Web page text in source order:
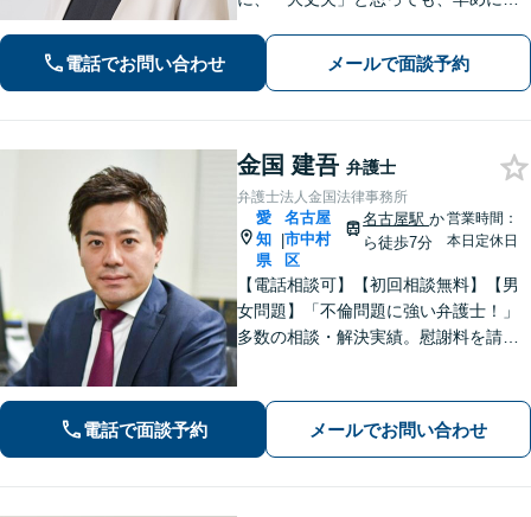
適な解決を考え、ご提案します。「弁
護士が直接対応」誠実・丁寧な対応を
電話でお問い合わせ メールで面談予約
金国 建吾 弁護士
弁護士法人金国法律事務所
愛
知
県
|
名古屋
市中村
区
名古屋駅か
ら徒歩7分
営業時間：
本日定休日
【電話相談可】【初回相談無料】【男
女問題】「不倫問題に強い弁護士！」
多数の相談・解決実績。慰謝料を請求
できるようサポートします【夜間・休
日面談可】【完全個室】【名古屋駅7
電話で面談予約 メールでお問い合わせ